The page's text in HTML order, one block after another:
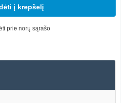
į krepšelį
prie norų sąrašo